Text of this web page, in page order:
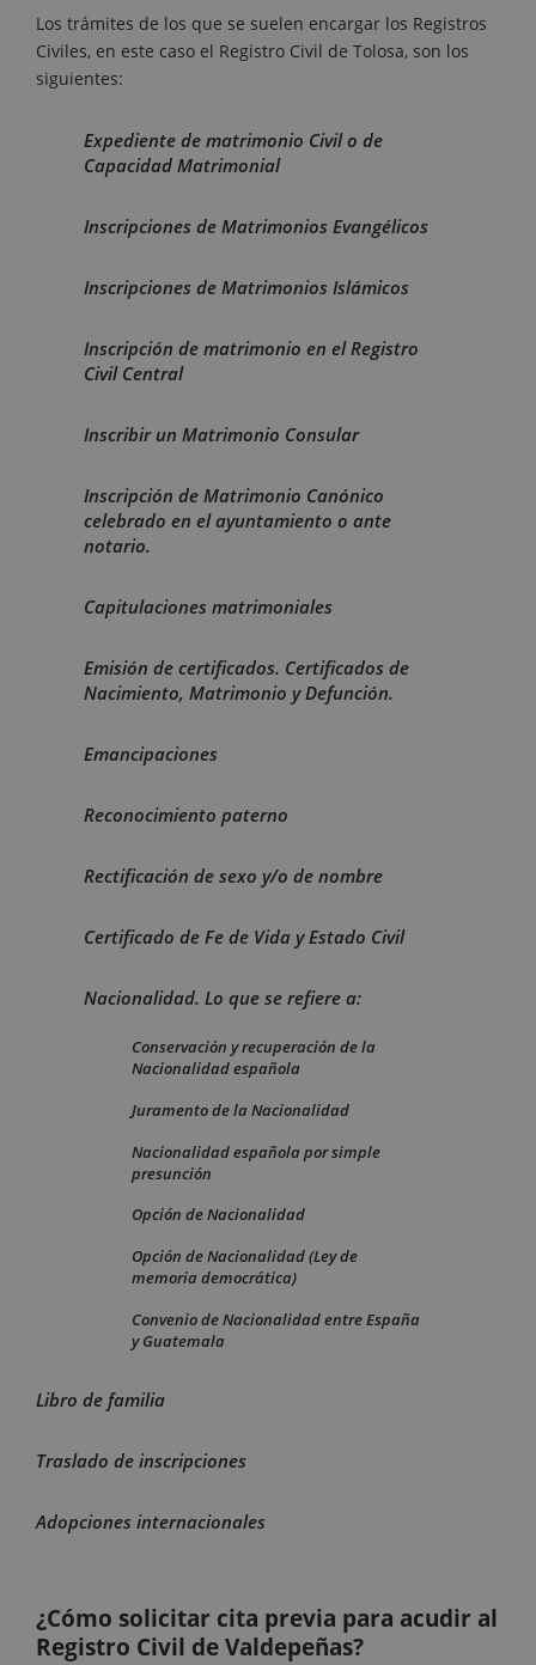
Los trámites de los que se suelen encargar los Registros
Civiles, en este caso el Registro Civil de Tolosa, son los
siguientes:
Expediente de matrimonio Civil o de
Capacidad Matrimonial
Inscripciones de Matrimonios Evangélicos
Inscripciones de Matrimonios Islámicos
Inscripción de matrimonio en el Registro
Civil Central
Inscribir un Matrimonio Consular
Inscripción de Matrimonio Canónico
celebrado en el ayuntamiento o ante
notario.
Capitulaciones matrimoniales
Emisión de certificados. Certificados de
Nacimiento, Matrimonio y Defunción.
Emancipaciones
Reconocimiento paterno
Rectificación de sexo y/o de nombre
Certificado de Fe de Vida y Estado Civil
Nacionalidad. Lo que se refiere a:
Conservación y recuperación de la
Nacionalidad española
Juramento de la Nacionalidad
Nacionalidad española por simple
presunción
Opción de Nacionalidad
Opción de Nacionalidad (Ley de
memoria democrática)
Convenio de Nacionalidad entre España
y Guatemala
Libro de familia
Traslado de inscripciones
Adopciones internacionales
¿Cómo solicitar cita previa para acudir al
Registro Civil de Valdepeñas?